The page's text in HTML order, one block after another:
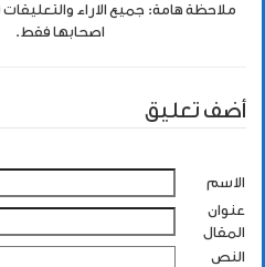
ملاحظة هامة: جميع الاراء
اصحابها فقط.
أضف تعليق
الاسم
عنوان
المقال
النص